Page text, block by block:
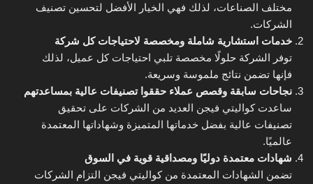
مختلف الصناعات، لذلك فهي الخيار الأفضل لتحسين تصنيف
الشركات.
خدمات استشارية شاملة ومخصصة لاحتياجات كل شركة
توفر الشركة حلولًا مخصصة تلبي احتياجات كل عميل، لذلك
فإنها تضمن نتائج ملموسة وسريعة.
نجاحات سابقة وقصص عملاء حققوا تصنيفات عالية بمساعدتهم
ساعدت كواليتي فيجن العديد من الشركات على تحقيق
تصنيفات عالية بفضل خدماتها المتميزة وشهاداتها المعتمدة
عالميًا.
شهادات معتمدة دوليًا ومصداقية قوية في السوق
تضمن الشهادات المعتمدة من كواليتي فيجن التزام الشركات